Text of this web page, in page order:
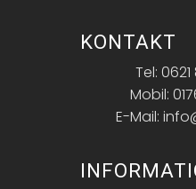
KONTAKT
Tel:
Mobil:
E-Mail: